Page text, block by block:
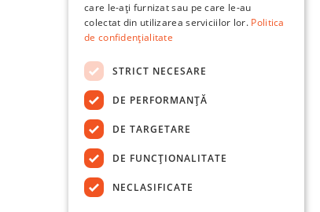
care le-ați furnizat sau pe care le-au
colectat din utilizarea serviciilor lor. Politica
de confidențialitate
STRICT NECESARE
DE PERFORMANȚĂ
DE TARGETARE
DE FUNCŢIONALITATE
NECLASIFICATE